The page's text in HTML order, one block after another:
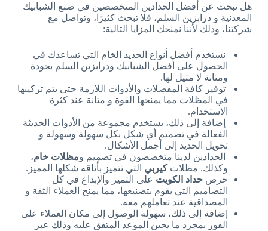
هل تبحث عن أفضل الحدادين المتخصصين في صنع الشبابيك
المعدنية و درابزين السلم، فلا تبحث كثيرًا، وتواصل مع
شركتنا، وذلك لأننا نمنحك المزايا التالية:
نستخدم أفضل أنواع الحديد الخام التي تساعدك في
الحصول على أفضل الشبابيك ودرابزين السلم بجودة
ومتانة لا مثيل لها.
توفير كافة المفصلات والأدوات اللازمة حتى يتم تركيبها
في المظلات مما يمنحها القوة و متانة عند كثرة
الاستخدام.
إضافة إلى ذلك، يستخدم مجموعة من الأدوات الحديثة
الفعالة في تصميم أي شكل بكل سهولة وسهولة و
تحويل الحديد إلى أجمل الأشكال.
الحدادين لدينا متخصصون في تصميم ومظلات خام،
وكذلك. مظلاتكيربي التي تتميز بأناقة شكلها المميز.
حرص حداد الكويت على التميز والإبداع في كل
التصاميم التي يقوم بتصنيعها، مما يمنح العملاء الثقة و
المصداقية عند تعاملهم معه.
إضافة إلى ذلك، سهولة الوصول إلى مكان العملاء على
الفور بمجرد ما يحين الموعد المتفق عليه وذلك عبر